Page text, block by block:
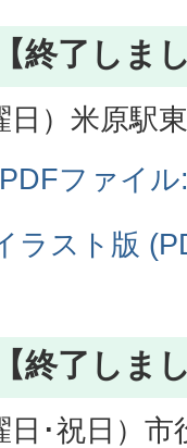
終了しま
日）米原駅
ファイ
ラスト版
終了しま
･祝日）